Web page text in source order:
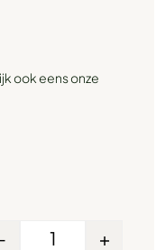
ook eens onze
+